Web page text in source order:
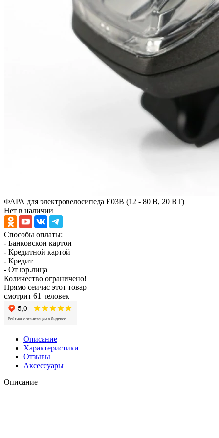
ФАРА для электровелосипеда E03B (12 - 80 В, 20 ВТ)
Нет в наличии
Способы оплаты:
- Банковской картой
- Кредитной картой
- Кредит
- От юр.лица
Количество ограничено!
Прямо сейчас этот товар
смотрит 61 человек
Описание
Характеристики
Отзывы
Аксессуары
Описание